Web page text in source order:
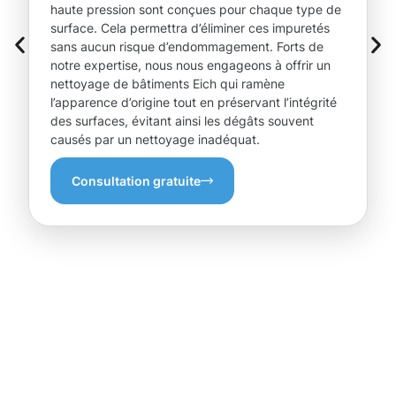
haute pression sont conçues pour chaque type de
surface. Cela permettra d’éliminer ces impuretés
sans aucun risque d’endommagement. Forts de
notre expertise, nous nous engageons à offrir un
nettoyage de bâtiments Eich qui ramène
l’apparence d’origine tout en préservant l’intégrité
des surfaces, évitant ainsi les dégâts souvent
causés par un nettoyage inadéquat.
Consultation gratuite